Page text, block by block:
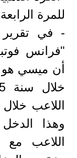
للمرة
- في
"فرانس
أن ميسي هو
وهذا
اللاعب مع